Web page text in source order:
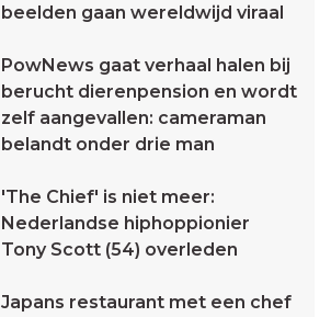
beelden gaan wereldwijd viraal
PowNews gaat verhaal halen bij
berucht dierenpension en wordt
zelf aangevallen: cameraman
belandt onder drie man
'The Chief' is niet meer:
Nederlandse hiphoppionier
Tony Scott (54) overleden
Japans restaurant met een chef